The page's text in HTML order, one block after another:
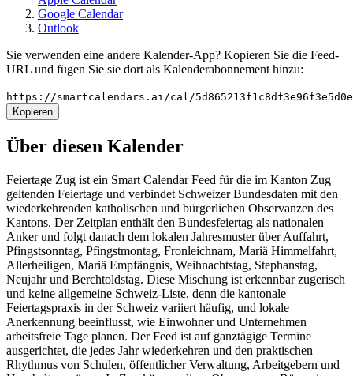
Google Calendar
Outlook
Sie verwenden eine andere Kalender-App? Kopieren Sie die Feed-
URL und fügen Sie sie dort als Kalenderabonnement hinzu:
https://smartcalendars.ai/cal/
Kopieren
Über diesen Kalender
Feiertage Zug ist ein Smart Calendar Feed für die im Kanton Zug
geltenden Feiertage und verbindet Schweizer Bundesdaten mit den
wiederkehrenden katholischen und bürgerlichen Observanzen des
Kantons. Der Zeitplan enthält den Bundesfeiertag als nationalen
Anker und folgt danach dem lokalen Jahresmuster über Auffahrt,
Pfingstsonntag, Pfingstmontag, Fronleichnam, Mariä Himmelfahrt,
Allerheiligen, Mariä Empfängnis, Weihnachtstag, Stephanstag,
Neujahr und Berchtoldstag. Diese Mischung ist erkennbar zugerisch
und keine allgemeine Schweiz-Liste, denn die kantonale
Feiertagspraxis in der Schweiz variiert häufig, und lokale
Anerkennung beeinflusst, wie Einwohner und Unternehmen
arbeitsfreie Tage planen. Der Feed ist auf ganztägige Termine
ausgerichtet, die jedes Jahr wiederkehren und den praktischen
Rhythmus von Schulen, öffentlicher Verwaltung, Arbeitgebern und